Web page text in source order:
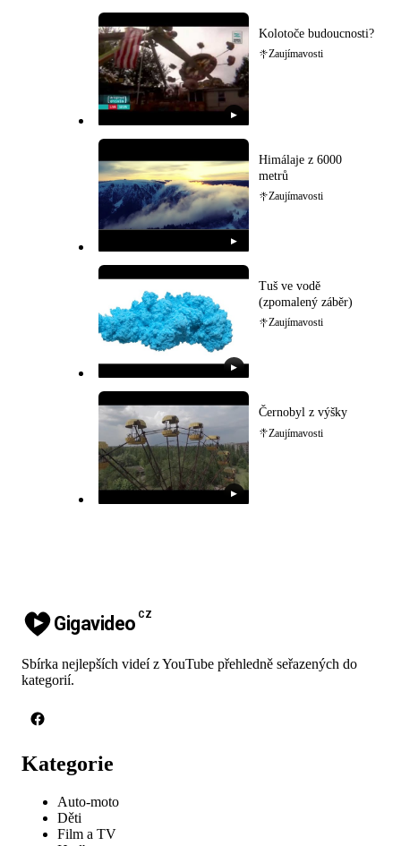
▶
Kolotoče budoucnosti?
Zaujímavosti
▶
Himálaje z 6000
metrů
Zaujímavosti
▶
Tuš ve vodě
(zpomalený záběr)
Zaujímavosti
▶
Černobyl z výšky
Zaujímavosti
Gigavideo CZ
Sbírka nejlepších videí z YouTube přehledně seřazených do
kategorií.
Kategorie
Auto-moto
Děti
Film a TV